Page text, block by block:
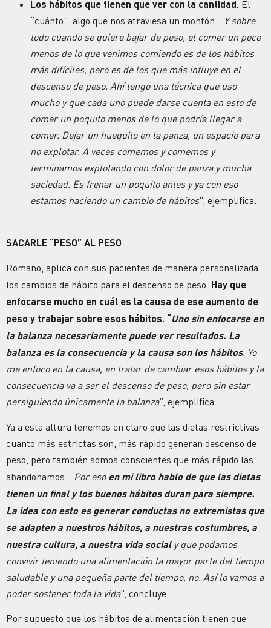
Los hábitos que tienen que ver con la cantidad. El
“cuánto”: algo que nos atraviesa un montón. “ Y sobre
todo cuando se quiere bajar de peso, el comer un poco
menos de lo que venimos comiendo es de los hábitos
más difíciles, pero es de los que más influye en el
descenso de peso. Ahí tengo una técnica que uso
mucho y que cada uno puede darse cuenta en esto de
comer un poquito menos de lo que podría llegar a
comer. Dejar un huequito en la panza, un espacio para
no explotar. A veces comemos y comemos y
terminamos explotando con dolor de panza y mucha
saciedad. Es frenar un poquito antes y ya con eso
estamos haciendo un cambio de hábitos”, ejemplifica.
SACARLE “PESO” AL PESO
Romano, aplica con sus pacientes de manera personalizada
los cambios de hábito para el descenso de peso. Hay que
enfocarse mucho en cuál es la causa de ese aumento de
peso y trabajar sobre esos hábitos. “Uno sin enfocarse en
la balanza necesariamente puede ver resultados. La
balanza es la consecuencia y la causa son los hábitos. Yo
me enfoco en la causa, en tratar de cambiar esos hábitos y la
consecuencia va a ser el descenso de peso, pero sin estar
persiguiendo únicamente la balanza”, ejemplifica.
Ya a esta altura tenemos en claro que las dietas restrictivas
cuanto más estrictas son, más rápido generan descenso de
peso, pero también somos conscientes que más rápido las
abandonamos. “Por eso en mi libro hablo de que las dietas
tienen un final y los buenos hábitos duran para siempre.
La idea con esto es generar conductas no extremistas que
se adapten a nuestros hábitos, a nuestras costumbres, a
nuestra cultura, a nuestra vida social y que podamos
convivir teniendo una alimentación la mayor parte del tiempo
saludable y una pequeña parte del tiempo, no. Así lo vamos a
poder sostener toda la vida”, concluye.
Por supuesto que los hábitos de alimentación tienen que